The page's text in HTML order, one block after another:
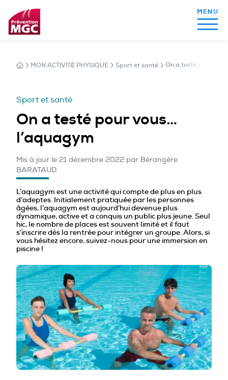
MON ALIMENTATION
MA SANTÉ AU QUOTIDIEN
PROFESSIONNELS DE LA PRÉVENTION
MON ACTIVITÉ PHYSIQUE Sport et santé On a testé pour
Sport et santé
On a testé pour vous…
l’aquagym
Mis à jour le 21 décembre 2022 par Bérangère
BARATAUD
L’aquagym est une activité qui compte de plus en plus
d’adeptes. Initialement pratiquée par les personnes
âgées, l’aquagym est aujourd’hui devenue plus
dynamique, active et a conquis un public plus jeune. Seul
hic, le nombre de places est souvent limité et il faut
s’inscrire dès la rentrée pour intégrer un groupe. Alors, si
vous hésitez encore, suivez-nous pour une immersion en
piscine !